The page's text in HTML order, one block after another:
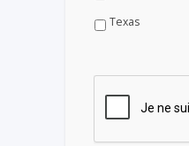
Texas